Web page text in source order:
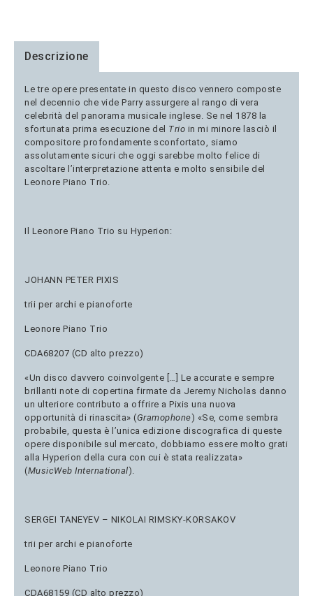
Descrizione
Le tre opere presentate in questo disco vennero composte
nel decennio che vide Parry assurgere al rango di vera
celebrità del panorama musicale inglese. Se nel 1878 la
sfortunata prima esecuzione del Trio in mi minore lasciò il
compositore profondamente sconfortato, siamo
assolutamente sicuri che oggi sarebbe molto felice di
ascoltare l’interpretazione attenta e molto sensibile del
Leonore Piano Trio.
Il Leonore Piano Trio su Hyperion:
JOHANN PETER PIXIS
trii per archi e pianoforte
Leonore Piano Trio
CDA68207 (CD alto prezzo)
«Un disco davvero coinvolgente […] Le accurate e sempre
brillanti note di copertina firmate da Jeremy Nicholas danno
un ulteriore contributo a offrire a Pixis una nuova
opportunità di rinascita» (Gramophone) «Se, come sembra
probabile, questa è l’unica edizione discografica di queste
opere disponibile sul mercato, dobbiamo essere molto grati
alla Hyperion della cura con cui è stata realizzata»
(MusicWeb International).
SERGEI TANEYEV – NIKOLAI RIMSKY-KORSAKOV
trii per archi e pianoforte
Leonore Piano Trio
CDA68159 (CD alto prezzo)